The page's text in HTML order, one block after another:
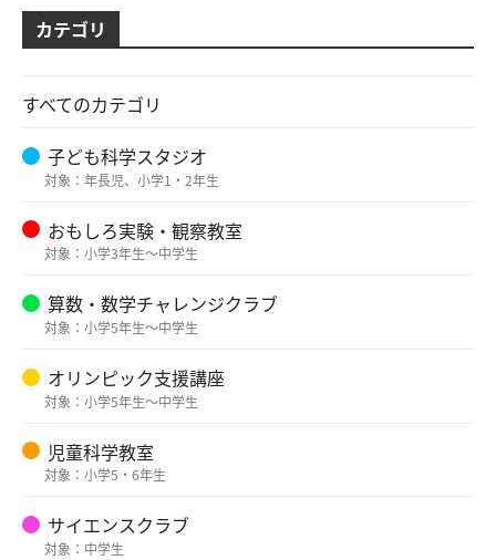
カテゴリ
すべてのカテゴリ
子ども科学スタジオ
対象：年長児、小学1・2年生
おもしろ実験・観察教室
対象：小学3年生～中学生
算数・数学チャレンジクラブ
対象：小学5年生～中学生
オリンピック支援講座
対象：小学5年生～中学生
児童科学教室
対象：小学5・6年生
サイエンスクラブ
対象：中学生